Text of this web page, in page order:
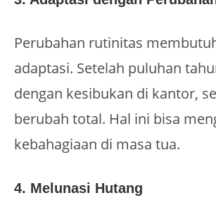
Perubahan rutinitas
adaptasi. Setelah puluhan
dengan kesibukan di kantor,
berubah total. Hal ini bisa
kebahagiaan di masa tua.
4. Melunasi Hutang